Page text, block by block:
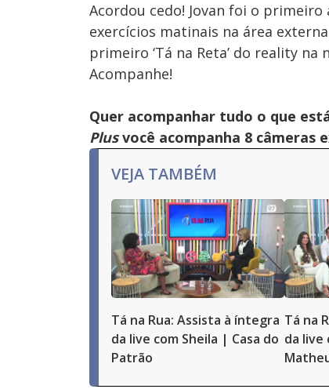
Acordou cedo! Jovan foi o primeiro
exercícios matinais na área
primeiro ‘Tá na Reta’ do reality
Acompanhe!
Quer acompanhar tudo o que
Plusvocê acompanha 8 câmeras
VEJA TAMBÉM
Tá na Rua: Assista à íntegra
da live com Sheila | Casa do
Patrão
Tá na
da live